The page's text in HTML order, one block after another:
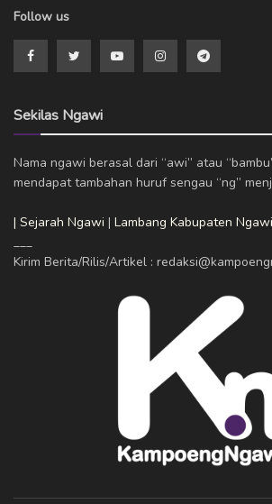
Follow us
Sekilas Ngawi
Nama ngawi berasal dari “awi” atau
mendapat tambahan huruf sengau “ng”
| Sejarah Ngawi | Lambang Kabupaten Ngawi
Kirim Berita/Rilis/Artikel :